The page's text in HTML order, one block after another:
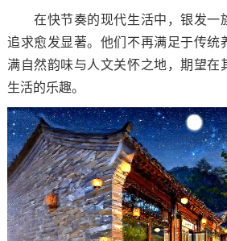
在快节奏的现代生活中，银发一
追求愈发显著。他们不再满足于传统
满自然韵味与人文关怀之地，期望在
生活的乐趣。